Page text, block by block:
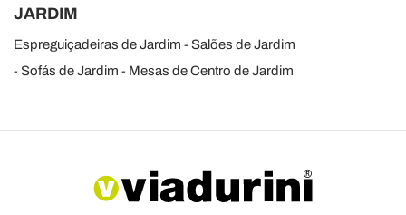
JARDIM
Espreguiçadeiras de Jardim
Salões de Jardim
Sofás de Jardim
Mesas de Centro de Jardim